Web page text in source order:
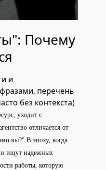
Почему
и
перечень
без контекста)
уходит с
отличается от
вы?" В эпоху, когда
ищут надежных
работы, которую